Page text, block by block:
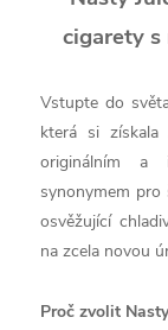
cigarety s
Vstupte do
která si
originálním a
synonymem pro
osvěžující
na zcela novou
Proč zvolit